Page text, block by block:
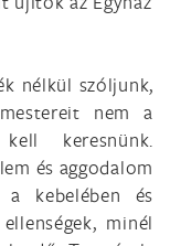
nélkül szóljunk,
nem a
keresnünk.
és aggodalom
a kebelében és
minél